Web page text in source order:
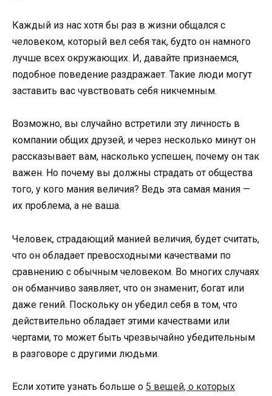
Каждый из нас хотя бы раз в жизни общался с
человеком, который вел себя так, будто он намного
лучше всех окружающих. И, давайте признаемся,
подобное поведение раздражает. Такие люди могут
заставить вас чувствовать себя никчемным.
Возможно, вы случайно встретили эту личность в
компании общих друзей, и через несколько минут он
рассказывает вам, насколько успешен, почему он так
важен. Но почему вы должны страдать от общества
того, у кого мания величия? Ведь эта самая мания —
их проблема, а не ваша.
Человек, страдающий манией величия, будет считать,
что он обладает превосходными качествами по
сравнению с обычным человеком. Во многих случаях
он обманчиво заявляет, что он знаменит, богат или
даже гений. Поскольку он убедил себя в том, что
действительно обладает этими качествами или
чертами, то может быть чрезвычайно убедительным
в разговоре с другими людьми.
Если хотите узнать больше о 5 вещей, о которых